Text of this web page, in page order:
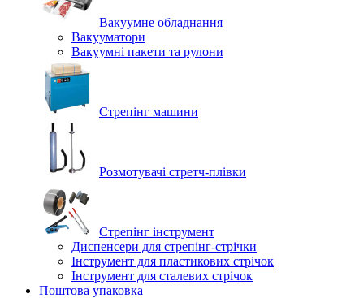
Вакуумне обладнання
Вакууматори
Вакуумні пакети та рулони
Стрепінг машини
Розмотувачі стретч-плівки
Стрепінг інструмент
Диспенсери для стрепінг-стрічки
Інструмент для пластикових стрічок
Інструмент для сталевих стрічок
Поштова упаковка